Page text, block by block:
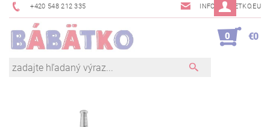
+420 548 212 335 INFO@BABETKO.EU
0 €0